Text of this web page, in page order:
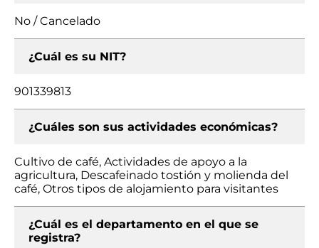
No / Cancelado
¿Cuál es su NIT?
901339813
¿Cuáles son sus actividades económicas?
Cultivo de café, Actividades de apoyo a la
agricultura, Descafeinado tostión y molienda del
café, Otros tipos de alojamiento para visitantes
¿Cuál es el departamento en el que se
registra?